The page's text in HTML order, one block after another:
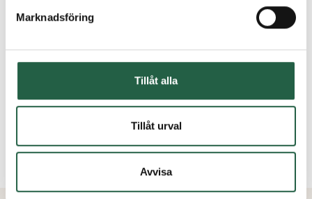
Marknadsföring
Tillåt alla
Tillåt urval
Avvisa
Får man med monteringsanvisningar?
Kundservice - Vanliga frågor och svar